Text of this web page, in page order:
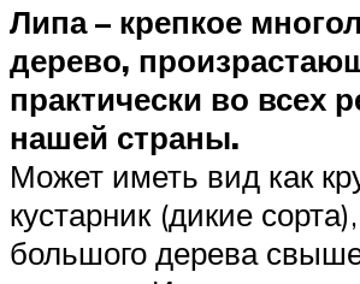
Липа – крепкое
дерево,
практически во всех
нашей страны.
Может иметь вид как
кустарник (дикие
большого дерева